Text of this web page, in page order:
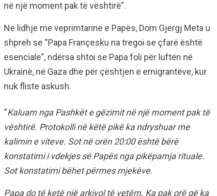
në një moment pak të vështirë”.
Në lidhje me veprimtarinë e Papës, Dom Gjergj Meta u
shpreh se “Papa Françesku na tregoi se çfarë është
esenciale”, ndërsa shtoi se Papa foli për luftën në
Ukrainë, në Gaza dhe për çështjen e emigrantëve, kur
nuk fliste askush.
“Kaluam nga Pashkët e gëzimit në një moment pak të
vështirë. Protokolli në këtë pikë ka ndryshuar me
kalimin e viteve. Sot në orën 20:00 është bërë
konstatimi i vdekjes së Papës nga pikëpamja rituale.
Sot konstatimi bëhet përmes mjekëve.
Papa do të ketë një arkivol të vetëm. Ka pak orë që ka